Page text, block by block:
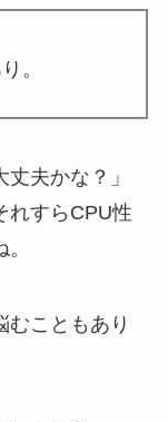
。
夫かな？」
れすらCPU性
むこともあり